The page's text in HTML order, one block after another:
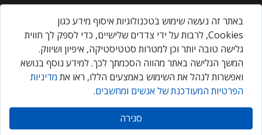
About Us
Privacy Policy
Contact Us
Our Events
אנשים ומחשבים © 2026 – כל הזכויות שמורות
באתר זה נעשה שימוש בטכנולוגיות איסוף מידע כגון
Cookies, לרבות על ידי צדדים שלישיים, כדי לספק לך חווית
גלישה טובה יותר וכן למטרות סטטיסטיקה, איפיון ושיווק.
המשך הגלישה באתר מהווה הסכמתך לכך. למידע נוסף בנושא
ואפשרות לנהל את השימוש באמצעים הללו, ראו את מדיניות
הפרטיות המעודכנת של אנשים ומחשבים.
סגירה